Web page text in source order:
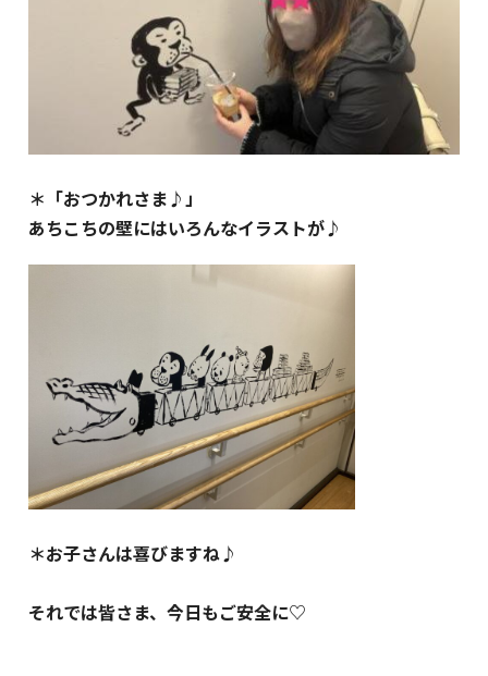
＊「おつかれさま♪」
あちこちの壁にはいろんなイラストが♪
＊お子さんは喜びますね♪
それでは皆さま、今日もご安全に♡